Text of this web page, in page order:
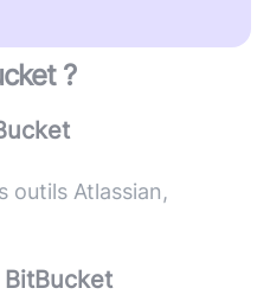
?
outils Atlassian,
BitBucket